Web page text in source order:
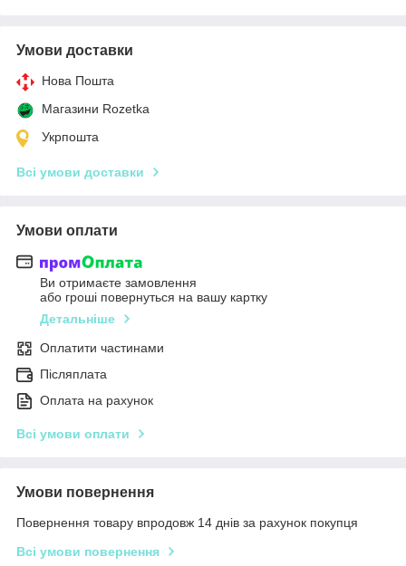
Умови доставки
Нова Пошта
Магазини Rozetka
Укрпошта
Всі умови доставки
Умови оплати
Ви отримаєте замовлення
або гроші повернуться на вашу картку
Детальніше
Оплатити частинами
Післяплата
Оплата на рахунок
Всі умови оплати
Умови повернення
Повернення товару впродовж 14 днів за рахунок покупця
Всі умови повернення